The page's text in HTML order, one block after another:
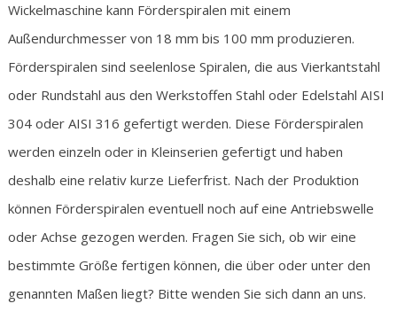
Wickelmaschine kann Förderspiralen mit einem
Außendurchmesser von 18 mm bis 100 mm produzieren.
Förderspiralen sind seelenlose Spiralen, die aus Vierkantstahl
oder Rundstahl aus den Werkstoffen Stahl oder Edelstahl AISI
304 oder AISI 316 gefertigt werden. Diese Förderspiralen
werden einzeln oder in Kleinserien gefertigt und haben
deshalb eine relativ kurze Lieferfrist. Nach der Produktion
können Förderspiralen eventuell noch auf eine Antriebswelle
oder Achse gezogen werden. Fragen Sie sich, ob wir eine
bestimmte Größe fertigen können, die über oder unter den
genannten Maßen liegt? Bitte wenden Sie sich dann an uns.